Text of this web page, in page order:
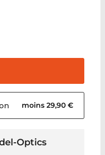
moins 29,90 €
Optics